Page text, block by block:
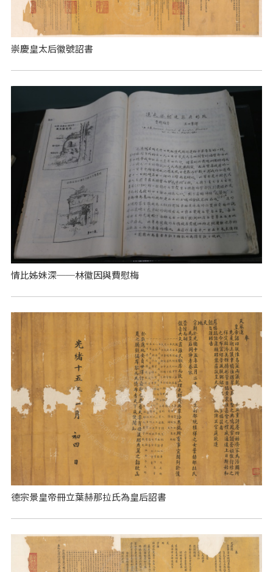
崇慶皇太后徽號詔書
情比姊妹深──林徽因與費慰梅
德宗景皇帝冊立葉赫那拉氏為皇后詔書